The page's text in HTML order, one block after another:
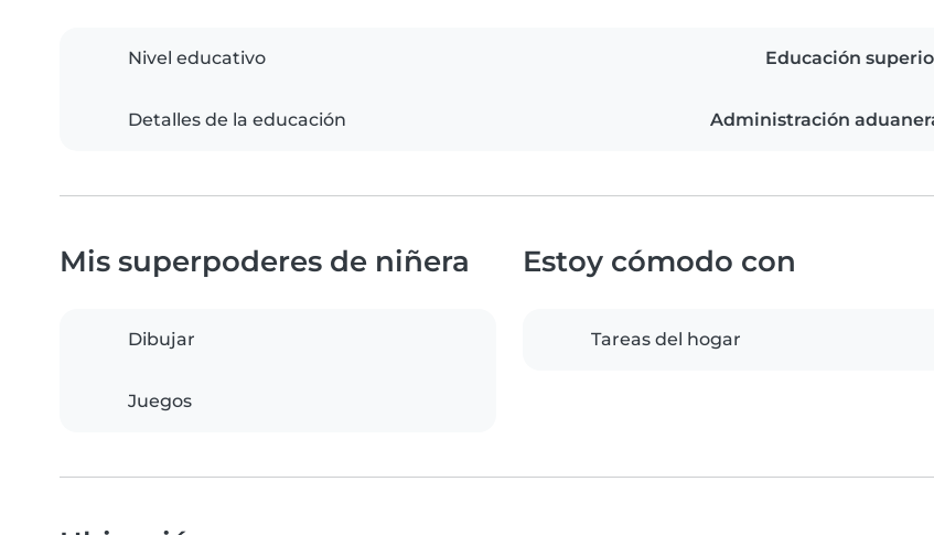
Nivel educativo Educación
Detalles de la educación Administración
Mis superpoderes de niñera
Dibujar
Juegos
Estoy cómodo con
Tareas del hogar